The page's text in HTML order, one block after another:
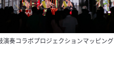
演奏コラボプロジェクションマッピング